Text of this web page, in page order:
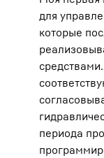
для
которые
периода